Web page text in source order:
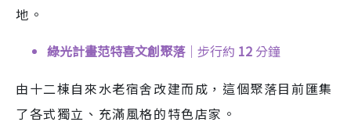
地。
綠光計畫范特喜文創聚落｜步行約 12 分鐘
由十二棟自來水老宿舍改建而成，這個聚落目前匯集
了各式獨立、充滿風格的特色店家。